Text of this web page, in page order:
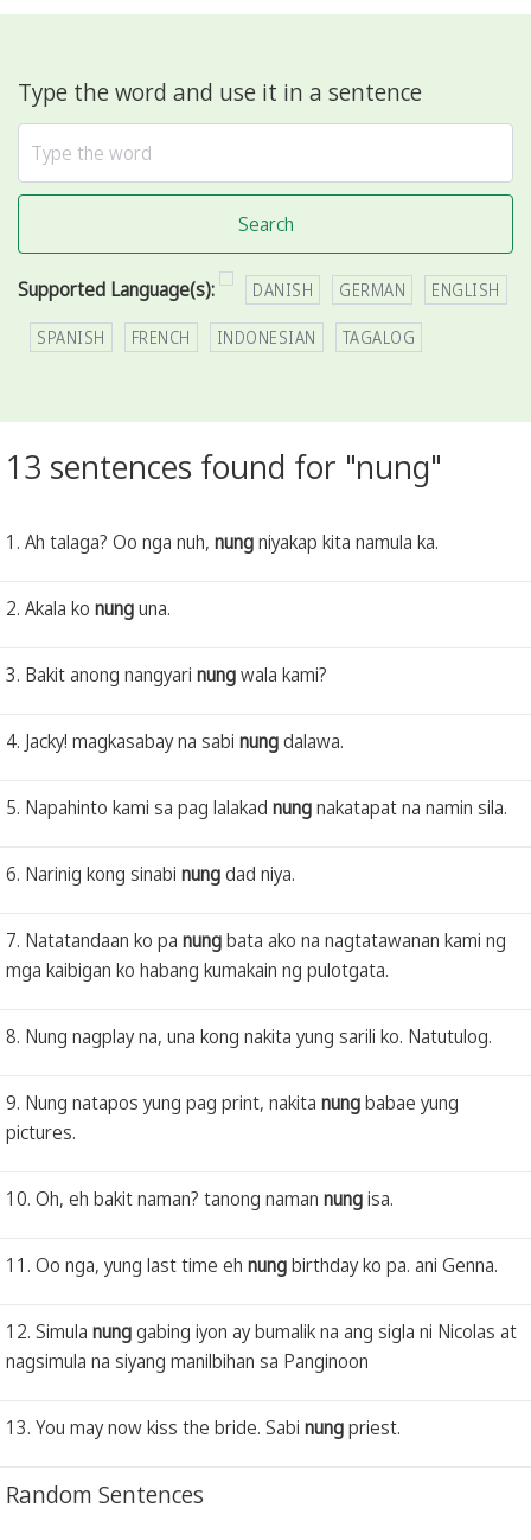
Type the word and use it in a sentence
Search
Supported Language(s): DANISH GERMAN ENGLISH
SPANISH FRENCH INDONESIAN TAGALOG
13 sentences found for "nung"
1. Ah talaga? Oo nga nuh, nungniyakap kita namula ka.
2. Akala ko nunguna.
3. Bakit anong nangyari nungwala kami?
4. Jacky! magkasabay na sabi nungdalawa.
5. Napahinto kami sa pag lalakad nungnakatapat na namin sila.
6. Narinig kong sinabi nungdad niya.
7. Natatandaan ko pa nungbata ako na nagtatawanan kami ng
mga kaibigan ko habang kumakain ng pulotgata.
8. Nung nagplay na, una kong nakita yung sarili ko. Natutulog.
9. Nung natapos yung pag print, nakita nungbabae yung
pictures.
10. Oh, eh bakit naman? tanong naman nungisa.
11. Oo nga, yung last time eh nungbirthday ko pa. ani Genna.
12. Simula nunggabing iyon ay bumalik na ang sigla ni Nicolas at
nagsimula na siyang manilbihan sa Panginoon
13. You may now kiss the bride. Sabi nungpriest.
Random Sentences